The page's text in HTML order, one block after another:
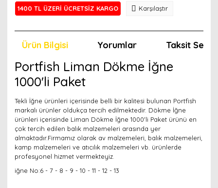
1400 TL ÜZERİ ÜCRETSİZ KARGO Karşılaştır
Ürün Bilgisi Yorumlar Taksit
Portfish Liman Dökme İğne
1000'li Paket
Tekli İğne ürünleri içerisinde belli bir kalitesi bulunan Portfish
markalı ürünler oldukça tercih edilmektedir. Dökme İğne
ürünleri içerisinde Liman Dökme İğne 1000'li Paket ürünü en
çok tercih edilen balık malzemeleri arasında yer
almaktadır.Firmamız olarak av malzemeleri, balık malzemeleri,
kamp malzemeleri ve atıcılık malzemeleri vb. ürünlerde
profesyonel hizmet vermekteyiz.
iğne No:6 - 7 - 8 - 9 - 10 - 11 - 12 - 13